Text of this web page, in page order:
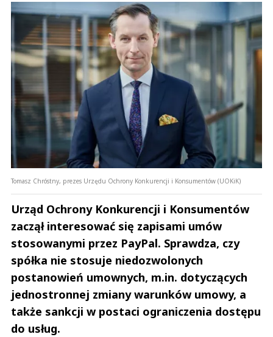
Tomasz Chróstny, prezes Urzędu Ochrony Konkurencji i Konsumentów (UOKiK)
Urząd Ochrony Konkurencji i Konsumentów
zaczął interesować się zapisami umów
stosowanymi przez PayPal. Sprawdza, czy
spółka nie stosuje niedozwolonych
postanowień umownych, m.in. dotyczących
jednostronnej zmiany warunków umowy, a
także sankcji w postaci ograniczenia dostępu
do usług.